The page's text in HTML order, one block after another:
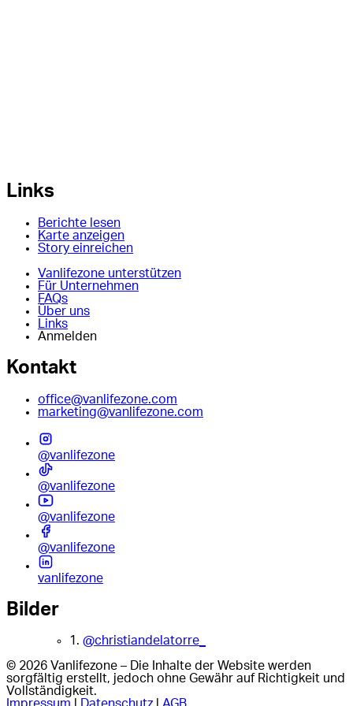
Links
Berichte lesen
Karte anzeigen
Story einreichen
Vanlifezone unterstützen
Für Unternehmen
FAQs
Über uns
Links
Anmelden
Kontakt
office@vanlifezone.com
marketing@vanlifezone.com
@vanlifezone
@vanlifezone
@vanlifezone
@vanlifezone
vanlifezone
Bilder
1. @christiandelatorre_
© 2026 Vanlifezone – Die Inhalte der Website werden
sorgfältig erstellt, jedoch ohne Gewähr auf Richtigkeit und
Vollständigkeit.